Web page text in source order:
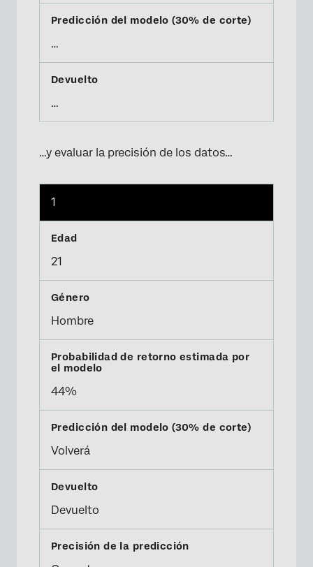
…
…
…y evaluar la precisión de los datos…
1
21
Hombre
44%
Volverá
Devuelto